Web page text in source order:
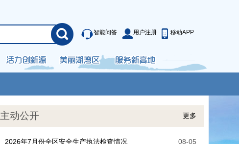
智能问答 用户注册 移动APP
主动公开 更多
08-05
2026年7月份全区安全生产执法检查情况